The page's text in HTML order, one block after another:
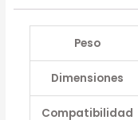
Peso
Dimensiones
Compatibilidad